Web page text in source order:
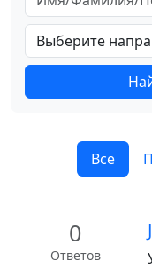
Выберите
Все
0
Ответов